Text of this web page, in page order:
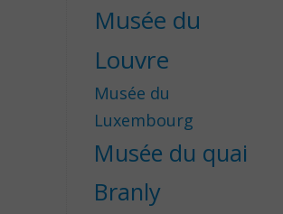
Musée du
Louvre
Musée du
Luxembourg
Musée du quai
Branly